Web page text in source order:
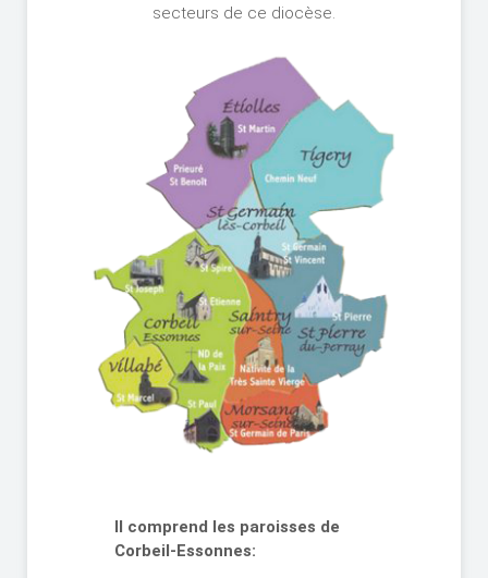
secteurs de ce diocèse.
Il comprend les paroisses de
Corbeil-Essonnes: